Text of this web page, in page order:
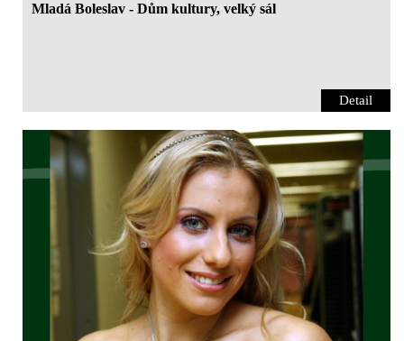
Mladá Boleslav - Dům kultury, velký sál
Detail